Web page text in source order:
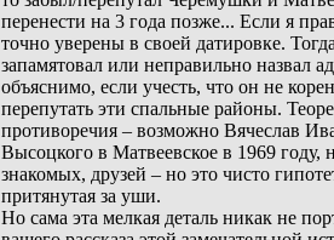
перенести на 3 года позже... Если я
точно уверены в своей датировке.
запамятовал или неправильно назвал
объяснимо, если учесть, что он не
перепутать эти спальные районы.
противоречия – возможно Вячеслав
Высоцкого в Матвеевское в 1969 году,
знакомых, друзей – но это чисто
притянутая за уши.
Но сама эта мелкая деталь никак не